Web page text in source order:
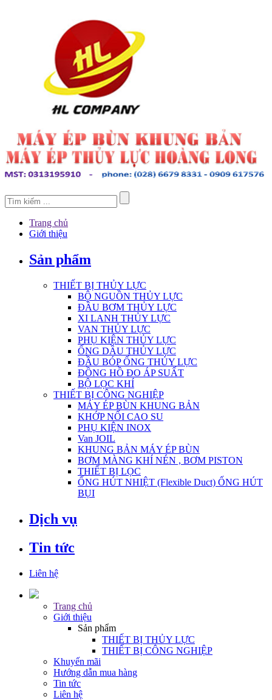
Trang chủ
Giới thiệu
Sản phẩm
THIẾT BỊ THỦY LỰC
BỘ NGUỒN THỦY LỰC
ĐẦU BƠM THỦY LỰC
XI LANH THỦY LỰC
VAN THỦY LỰC
PHỤ KIỆN THỦY LỰC
ỐNG DẦU THỦY LỰC
ĐẦU BÓP ỐNG THỦY LỰC
ĐỒNG HỒ ĐO ÁP SUẤT
BỘ LỌC KHÍ
THIẾT BỊ CÔNG NGHIỆP
MÁY ÉP BÙN KHUNG BẢN
KHỚP NỐI CAO SU
PHỤ KIỆN INOX
Van JOIL
KHUNG BẢN MÁY ÉP BÙN
BƠM MÀNG KHÍ NÉN , BƠM PISTON
THIẾT BỊ LỌC
ỐNG HÚT NHIỆT (Flexible Duct) ỐNG HÚT
BỤI
Dịch vụ
Tin tức
Liên hệ
Trang chủ
Giới thiệu
Sản phẩm
THIẾT BỊ THỦY LỰC
THIẾT BỊ CÔNG NGHIỆP
Khuyến mãi
Hướng dẫn mua hàng
Tin tức
Liên hệ